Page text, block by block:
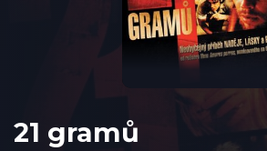
21 gramů